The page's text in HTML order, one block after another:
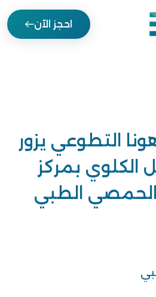
احجز الآن
التطوعي يزور
بمركز
الحمصي الطبي